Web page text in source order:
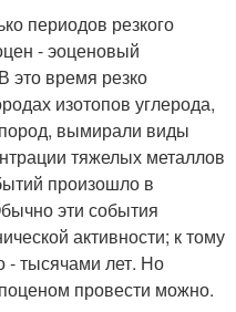
периодов резкого
- эоценовый
это время резко
изотопов углерода,
вымирали виды
тяжелых металлов
произошло в
эти события
активности; к тому
- тысячами лет. Но
провести можно.